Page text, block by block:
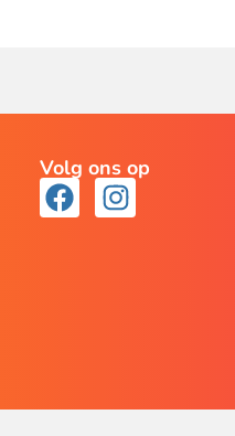
Volg ons op